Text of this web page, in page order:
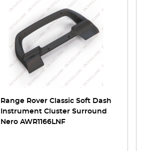
Range Rover Classic Soft Dash
Instrument Cluster Surround
Nero AWR1166LNF